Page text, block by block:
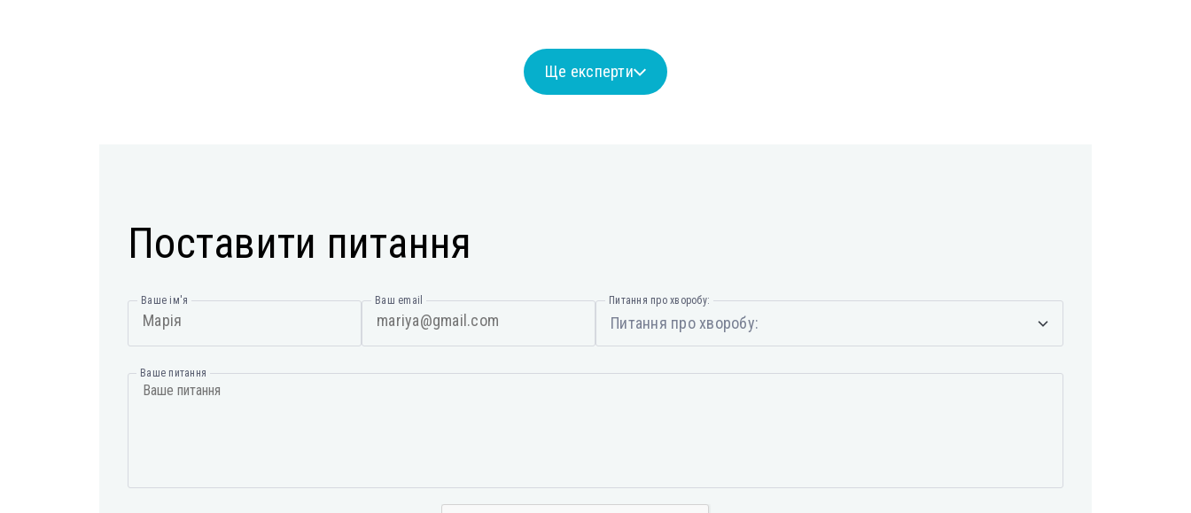
Ще експерти
Поставити питання
Ваше ім'я Ваш email
Питання про хворобу:
Питання про хворобу:
Ваше питання